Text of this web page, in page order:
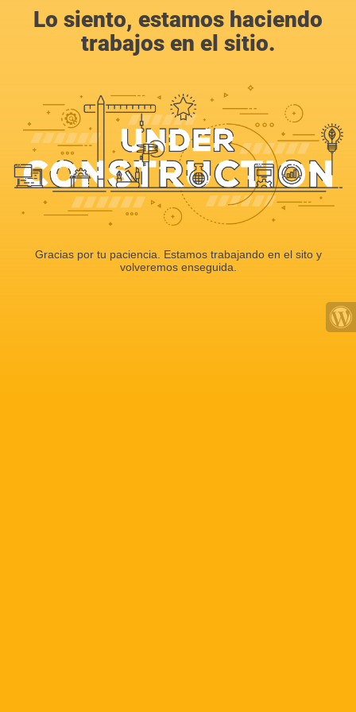
Lo siento, estamos haciendo
trabajos en el sitio.
Gracias por tu paciencia. Estamos trabajando en el sito y
volveremos enseguida.